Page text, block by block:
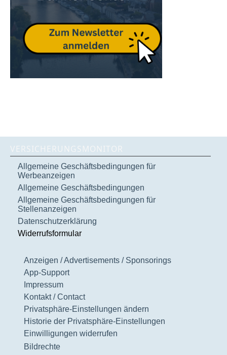
VERSICHERUNGSMONITOR
Allgemeine Geschäftsbedingungen für
Werbeanzeigen
Allgemeine Geschäftsbedingungen
Allgemeine Geschäftsbedingungen für
Stellenanzeigen
Datenschutzerklärung
Widerrufsformular
Anzeigen / Advertisements / Sponsorings
App-Support
Impressum
Kontakt / Contact
Privatsphäre-Einstellungen ändern
Historie der Privatsphäre-Einstellungen
Einwilligungen widerrufen
Bildrechte